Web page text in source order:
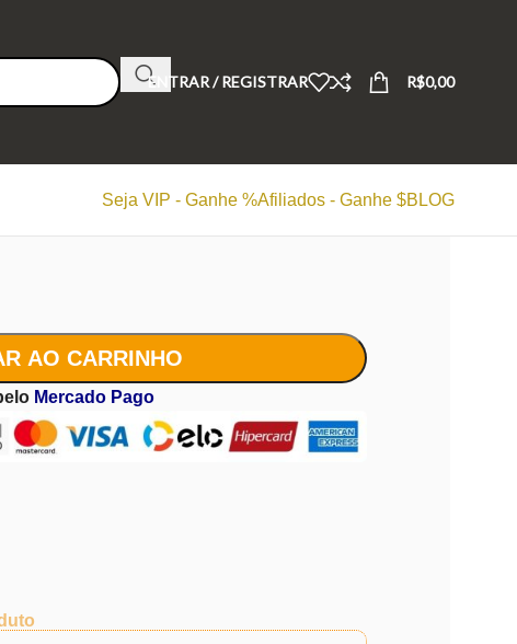
ENTRAR / REGISTRAR R$0,00
Seja VIP - Ganhe %Afiliados - Ganhe $BLOG
AO CARRINHO
Mercado Pago